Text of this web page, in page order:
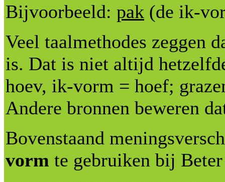
Bijvoorbeeld: pak (de ik-
Veel taalmethodes zeggen
is. Dat is niet altijd
hoev, ik-vorm = hoef;
Andere bronnen beweren
Bovenstaand
vorm te gebruiken bij